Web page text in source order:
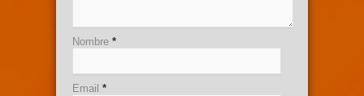
Nombre *
Email *